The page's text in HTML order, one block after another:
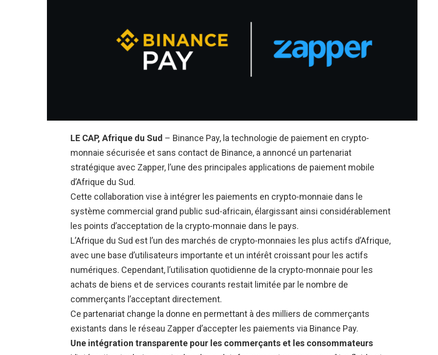
LE CAP, Afrique du Sud – Binance Pay, la technologie de paiement en crypto-
monnaie sécurisée et sans contact de Binance, a annoncé un partenariat
stratégique avec Zapper, l’une des principales applications de paiement mobile
d’Afrique du Sud.
Cette collaboration vise à intégrer les paiements en crypto-monnaie dans le
système commercial grand public sud-africain, élargissant ainsi considérablement
les points d’acceptation de la crypto-monnaie dans le pays.
L’Afrique du Sud est l’un des marchés de crypto-monnaies les plus actifs d’Afrique,
avec une base d’utilisateurs importante et un intérêt croissant pour les actifs
numériques. Cependant, l’utilisation quotidienne de la crypto-monnaie pour les
achats de biens et de services courants restait limitée par le nombre de
commerçants l’acceptant directement.
Ce partenariat change la donne en permettant à des milliers de commerçants
existants dans le réseau Zapper d’accepter les paiements via Binance Pay.
Une intégration transparente pour les commerçants et les consommateurs